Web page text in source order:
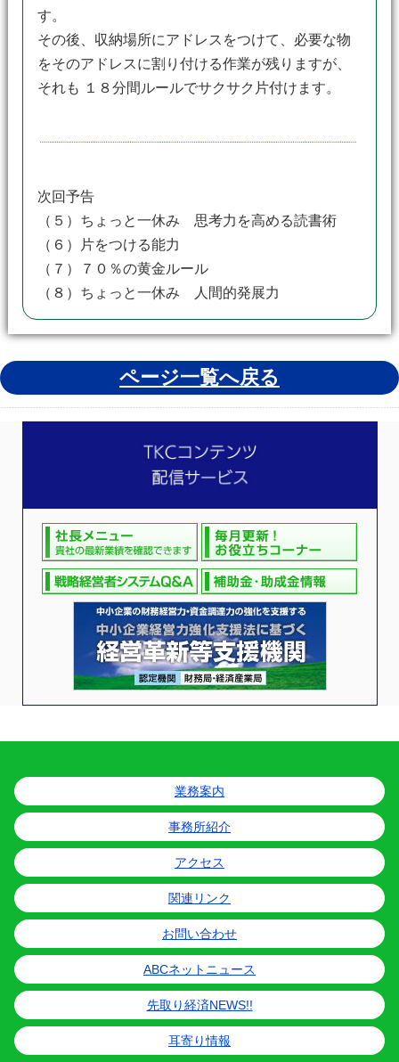
す。
その後、収納場所にアドレスをつけて、必要な物
をそのアドレスに割り付ける作業が残りますが、
それも １８分間ルールでサクサク片付けます。
次回予告
（５）ちょっと一休み 思考力を高める読書術
（６）片をつける能力
（７）７０％の黄金ルール
（８）ちょっと一休み 人間的発展力
ページ一覧へ戻る
業務案内
事務所紹介
アクセス
関連リンク
お問い合わせ
ABCネットニュース
先取り経済NEWS!!
耳寄り情報